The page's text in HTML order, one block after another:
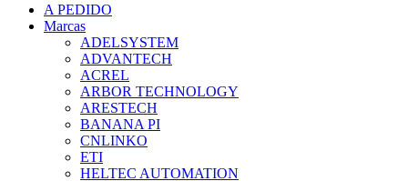
A PEDIDO
Marcas
ADELSYSTEM
ADVANTECH
ACREL
ARBOR TECHNOLOGY
ARESTECH
BANANA PI
CNLINKO
ETI
HELTEC AUTOMATION